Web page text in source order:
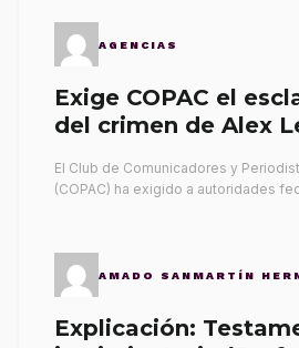
AGENCIAS
Exige COPAC el
del crimen de Alex
El Club de Comunicadores y
(COPAC) ha exigido a autoridades
AMADO SANMARTÍN
Explicación: